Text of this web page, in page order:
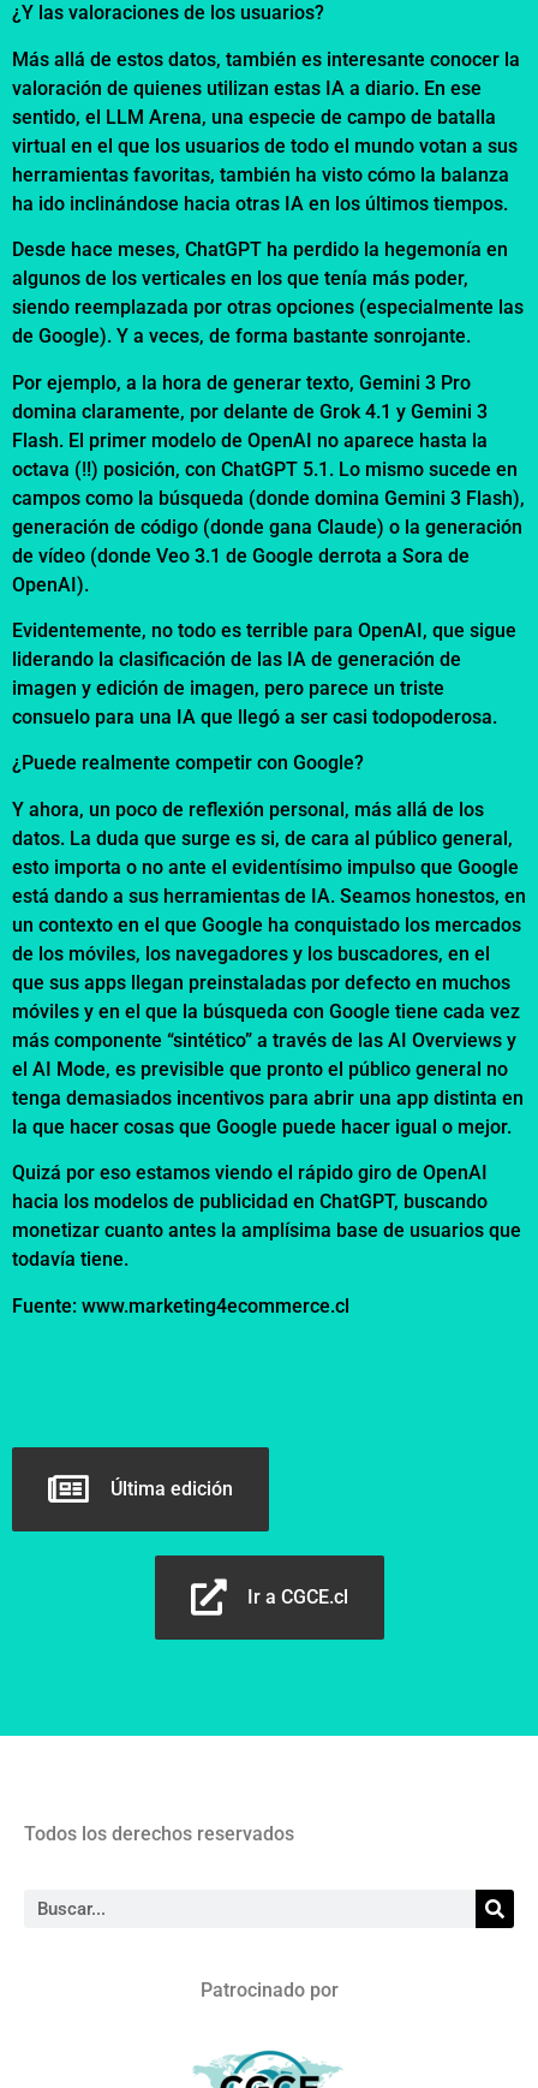
¿Y las valoraciones de los usuarios?
Más allá de estos datos, también es interesante conocer la
valoración de quienes utilizan estas IA a diario. En ese
sentido, el LLM Arena, una especie de campo de batalla
virtual en el que los usuarios de todo el mundo votan a sus
herramientas favoritas, también ha visto cómo la balanza
ha ido inclinándose hacia otras IA en los últimos tiempos.
Desde hace meses, ChatGPT ha perdido la hegemonía en
algunos de los verticales en los que tenía más poder,
siendo reemplazada por otras opciones (especialmente las
de Google). Y a veces, de forma bastante sonrojante.
Por ejemplo, a la hora de generar texto, Gemini 3 Pro
domina claramente, por delante de Grok 4.1 y Gemini 3
Flash. El primer modelo de OpenAI no aparece hasta la
octava (!!) posición, con ChatGPT 5.1. Lo mismo sucede en
campos como la búsqueda (donde domina Gemini 3 Flash),
generación de código (donde gana Claude) o la generación
de vídeo (donde Veo 3.1 de Google derrota a Sora de
OpenAI).
Evidentemente, no todo es terrible para OpenAI, que sigue
liderando la clasificación de las IA de generación de
imagen y edición de imagen, pero parece un triste
consuelo para una IA que llegó a ser casi todopoderosa.
¿Puede realmente competir con Google?
Y ahora, un poco de reflexión personal, más allá de los
datos. La duda que surge es si, de cara al público general,
esto importa o no ante el evidentísimo impulso que Google
está dando a sus herramientas de IA. Seamos honestos, en
un contexto en el que Google ha conquistado los mercados
de los móviles, los navegadores y los buscadores, en el
que sus apps llegan preinstaladas por defecto en muchos
móviles y en el que la búsqueda con Google tiene cada vez
más componente “sintético” a través de las AI Overviews y
el AI Mode, es previsible que pronto el público general no
tenga demasiados incentivos para abrir una app distinta en
la que hacer cosas que Google puede hacer igual o mejor.
Quizá por eso estamos viendo el rápido giro de OpenAI
hacia los modelos de publicidad en ChatGPT, buscando
monetizar cuanto antes la amplísima base de usuarios que
todavía tiene.
Fuente: www.marketing4ecommerce.cl
Última edición
Ir a CGCE.cl
Todos los derechos reservados
Patrocinado por